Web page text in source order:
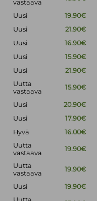
vastaava
Uusi
19.90€
Uusi
21.90€
Uusi
16.90€
Uusi
15.90€
Uusi 21.90€
Uutta
vastaava
15.90€
Uusi
20.90€
Uusi
17.90€
Hyvä 16.00€
Uutta
vastaava
19.90€
Uutta
vastaava
19.90€
Uusi 19.90€